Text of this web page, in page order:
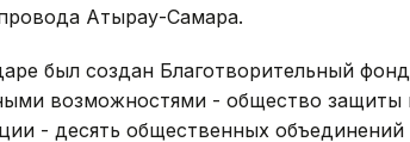
Атырау-Самара.
был создан Благотворительный
возможностями - общество защиты
- десять общественных